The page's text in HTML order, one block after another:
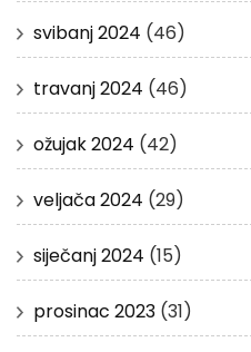
svibanj 2024 (46)
travanj 2024 (46)
ožujak 2024 (42)
veljača 2024 (29)
siječanj 2024 (15)
prosinac 2023 (31)